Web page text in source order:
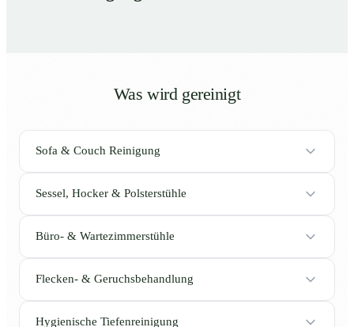
Was wird gereinigt
Sofa & Couch Reinigung
Sessel, Hocker & Polsterstühle
Büro- & Wartezimmerstühle
Flecken- & Geruchsbehandlung
Hygienische Tiefenreinigung